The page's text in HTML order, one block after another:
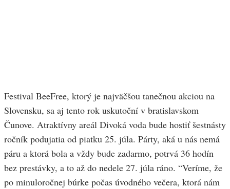
Festival BeeFree, ktorý je najväčšou tanečnou akciou na
Slovensku, sa aj tento rok uskutoční v bratislavskom
Čunove. Atraktívny areál Divoká voda bude hostiť šestnásty
ročník podujatia od piatku 25. júla. Párty, aká u nás nemá
páru a ktorá bola a vždy bude zadarmo, potrvá 36 hodín
bez prestávky, a to až do nedele 27. júla ráno. “Veríme, že
po minuloročnej búrke počas úvodného večera, ktorá nám